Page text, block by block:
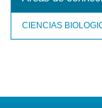
CIENCIAS